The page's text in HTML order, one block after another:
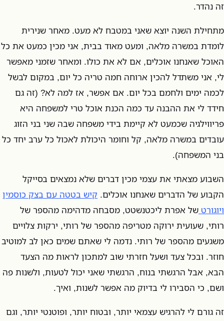
זה נהדר.
מתחילת השנה יוצא שאני במטבח לא מעט. מאחר שנירית
לומדת במשרה מלאה, ומעט מאוד בבית, אני מכין כמעט את כל
האוכל שאנחנו אוכלים, אם לא את כולו. ומאחר שזמני מאפשר
לי, אני משתדל להכין ארוחה חמה טריה כל יום, במקום לבשל
לכמה ימים ולחמם בכל יום. אם אפשר, אז למה לא? (זה גם
חידד לי את ההבנה עד כמה הכנת אוכל טרי למשפחה היא
פריווילגיה שכמעט לא קיימת בידי משפחה שבה שני בני הזוג
עובדים במשרה מלאה, קל וחומר היכולת לאכול כל ערב יחד כל
בני המשפחה).
השבוע מצאתי את עצמי מכין דברים שלא נמצאים בסייקל
הקבוע של הדברים שאנחנו אוכלים. קיש בטטה עם בצק כוסמין
ויוגורט של אפרת ליכטנשטט, מסבחה מדהימה מהספר של
רותי, שעועית ירוקה מטריפה מהספר של רותי, ירקות צלויים
משגעים מהספר של רותי. נדמה לי שאתם שמים כאן לב למוטיב
חוזר. ובכל צעד ושעל חזרתי שוב למתכון לראות מה הצעד
הבא, אבל הרגשתי בנוח, הרגשתי שאני יכול לטעות, ולשנות פה
ושם, כי הסבירו לי בדיוק מה אפשר לשנות, ואיך.
זה גורם לי להרגיש עצמאי יותר, ובטוח יותר, ופוטנטי יותר, וגם